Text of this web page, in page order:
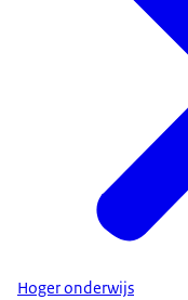
Hoger onderwijs